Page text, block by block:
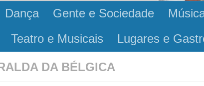
Dança Gente e Sociedade
Teatro e Musicais Lugares e
DA BÉLGICA